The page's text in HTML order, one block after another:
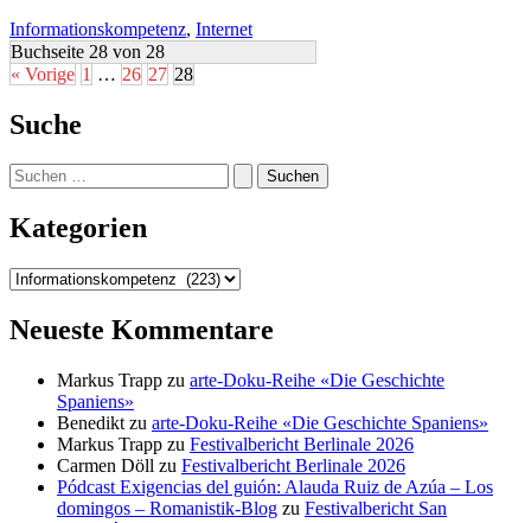
Informationskompetenz, Internet
Buchseite 28 von 28
« Vorige 1 … 26 27 28
Suche
Suchen
nach:
Kategorien
Kategorien
Neueste Kommentare
Markus Trapp zu arte-Doku-Reihe «Die Geschichte
Spaniens»
Benedikt zu arte-Doku-Reihe «Die Geschichte Spaniens»
Markus Trapp zu Festivalbericht Berlinale 2026
Carmen Döll zu Festivalbericht Berlinale 2026
Pódcast Exigencias del guión: Alauda Ruiz de Azúa – Los
domingos – Romanistik-Blog zu Festivalbericht San